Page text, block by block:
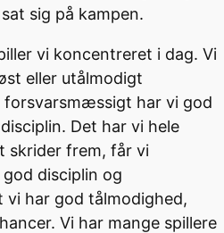
sig på kampen.
vi koncentreret i dag. Vi
eller utålmodigt
har vi god
Det har vi hele
skrider frem, får vi
disciplin og
har god tålmodighed,
Vi har mange spillere